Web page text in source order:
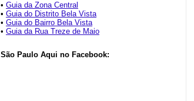
• Guia da Zona Central
• Guia do Distrito Bela Vista
• Guia do Bairro Bela Vista
• Guia da Rua Treze de Maio
São Paulo Aqui no Facebook: